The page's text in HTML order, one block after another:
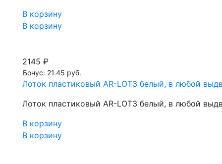
В корзину
В корзину
2145 ₽
Бонус: 21.45 руб.
Лоток пластиковый AR-LOT3 белый, в любой
Лоток пластиковый AR-LOT3 белый, в любой
В корзину
В корзину